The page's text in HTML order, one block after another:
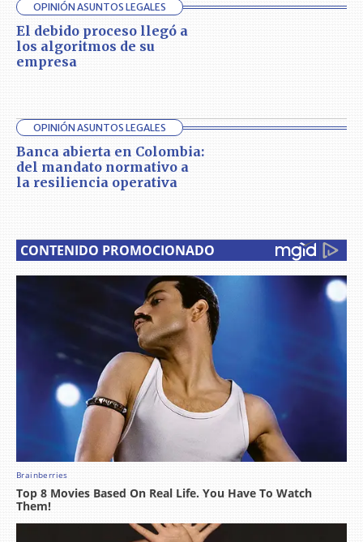
OPINIÓN ASUNTOS LEGALES
El debido proceso llegó a
los algoritmos de su
empresa
OPINIÓN ASUNTOS LEGALES
Banca abierta en Colombia:
del mandato normativo a
la resiliencia operativa